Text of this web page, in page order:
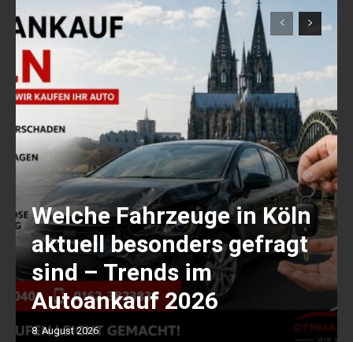
Welche Fahrzeuge in Köln
aktuell besonders gefragt
sind – Trends im
Autoankauf 2026
8. August 2026